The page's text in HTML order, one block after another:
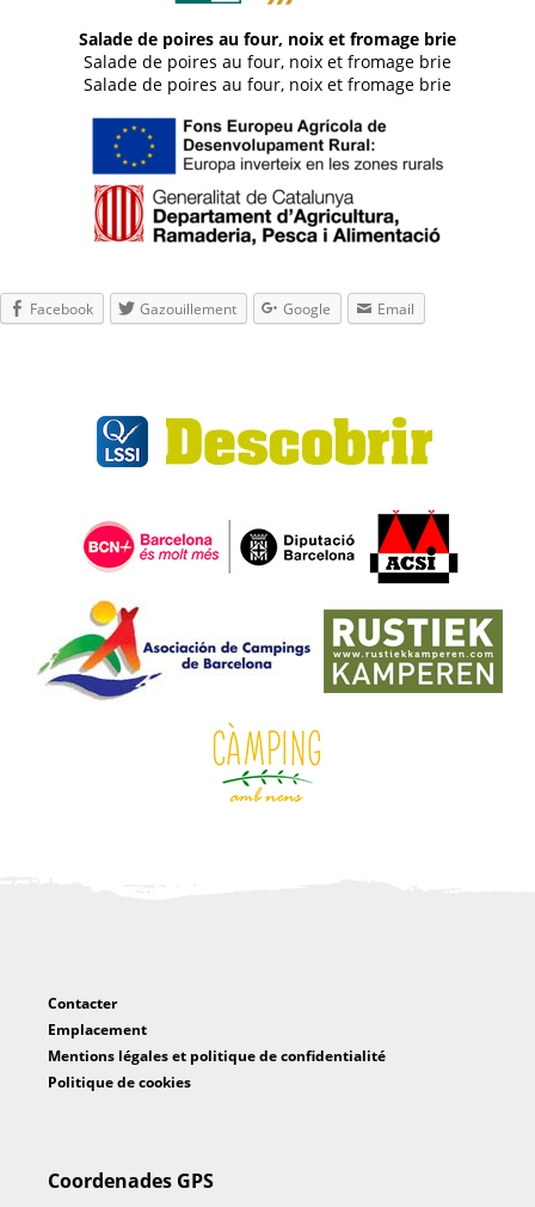
Salade de poires au four, noix et fromage brie
Salade de poires au four, noix et fromage brie
Salade de poires au four, noix et fromage brie
Facebook Gazouillement Google Email
Contacter
Emplacement
Mentions légales et politique de confidentialité
Politique de cookies
Coordenades GPS